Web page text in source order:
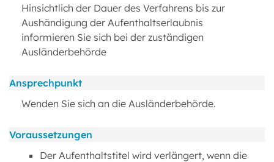
Hinsichtlich der Dauer des Verfahrens bis zur
Aushändigung der Aufenthaltserlaubnis
informieren Sie sich bei der zuständigen
Ausländerbehörde
Ansprechpunkt
Wenden Sie sich an die Ausländerbehörde.
Voraussetzungen
Der Aufenthaltstitel wird verlängert, wenn die